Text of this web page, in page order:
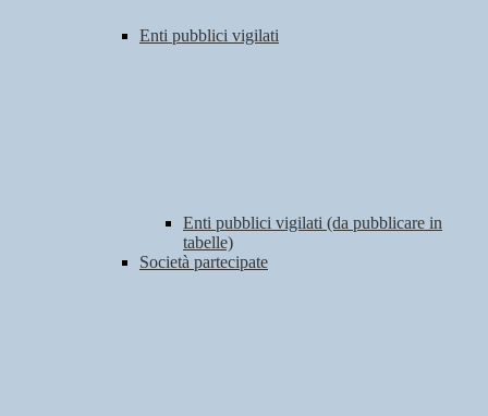
Enti pubblici vigilati
Enti pubblici vigilati (da pubblicare in
tabelle)
Società partecipate